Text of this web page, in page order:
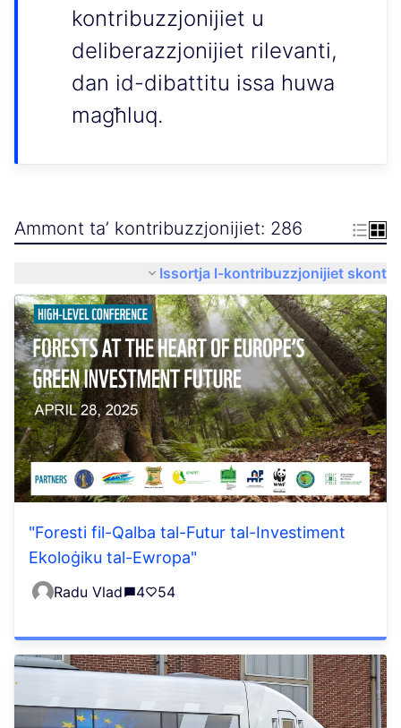
kontribuzzjonijiet u
deliberazzjonijiet rilevanti,
dan id-dibattitu issa huwa
magħluq.
Ammont ta’ kontribuzzjonijiet: 286
Issortja l-kontribuzzjonijiet skont
"Foresti fil-Qalba tal-Futur tal-Investiment
Ekoloġiku tal-Ewropa"
Radu Vlad 4 54